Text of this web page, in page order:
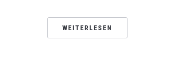
WEITERLESEN